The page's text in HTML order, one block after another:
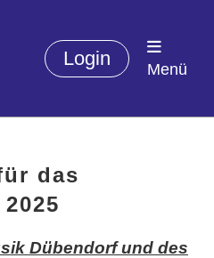
Login Menü
das
Dübendorf und des